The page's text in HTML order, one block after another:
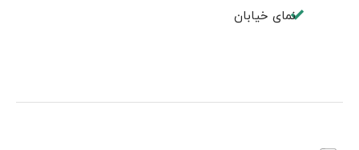
نمای خیابان